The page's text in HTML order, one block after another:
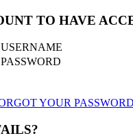
TO HAVE
USERNAME
PASSWORD
YOUR